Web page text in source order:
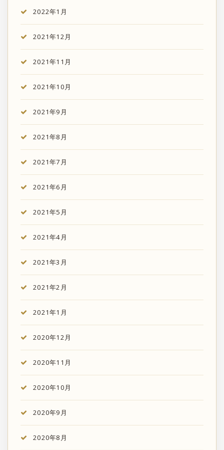
2022年1月
2021年12月
2021年11月
2021年10月
2021年9月
2021年8月
2021年7月
2021年6月
2021年5月
2021年4月
2021年3月
2021年2月
2021年1月
2020年12月
2020年11月
2020年10月
2020年9月
2020年8月